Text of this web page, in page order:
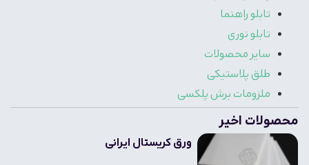
تابلو راهنما
تابلو نوری
سایر محصولات
طلق پلاستیکی
ملزومات برش پلکسی
محصولات اخیر
ورق کریستال ایرانی